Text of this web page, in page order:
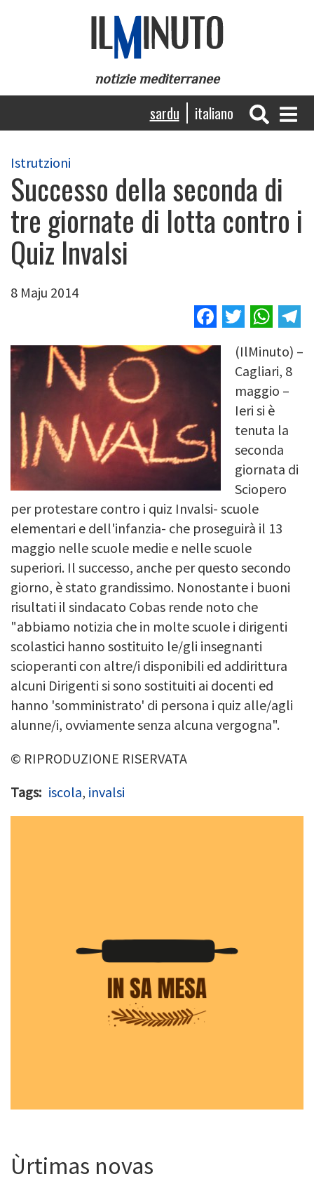
notizie mediterranee
Navigazione
principale
sardu italiano
Istrutzioni
Successo della seconda di
tre giornate di lotta contro i
Quiz Invalsi
8 Maju 2014
Facebook
Twitter
Image
(IlMinuto) –
Cagliari, 8
maggio –
Ieri si è
tenuta la
seconda
giornata di
Sciopero
per protestare contro i quiz Invalsi- scuole
elementari e dell'infanzia- che proseguirà il 13
maggio nelle scuole medie e nelle scuole
superiori. Il successo, anche per questo secondo
giorno, è stato grandissimo. Nonostante i buoni
risultati il sindacato Cobas rende noto che
"abbiamo notizia che in molte scuole i dirigenti
scolastici hanno sostituito le/gli insegnanti
scioperanti con altre/i disponibili ed addirittura
alcuni Dirigenti si sono sostituiti ai docenti ed
hanno 'somministrato' di persona i quiz alle/agli
alunne/i, ovviamente senza alcuna vergogna".
© RIPRODUZIONE RISERVATA
Tags iscola, invalsi
Ùrtimas novas